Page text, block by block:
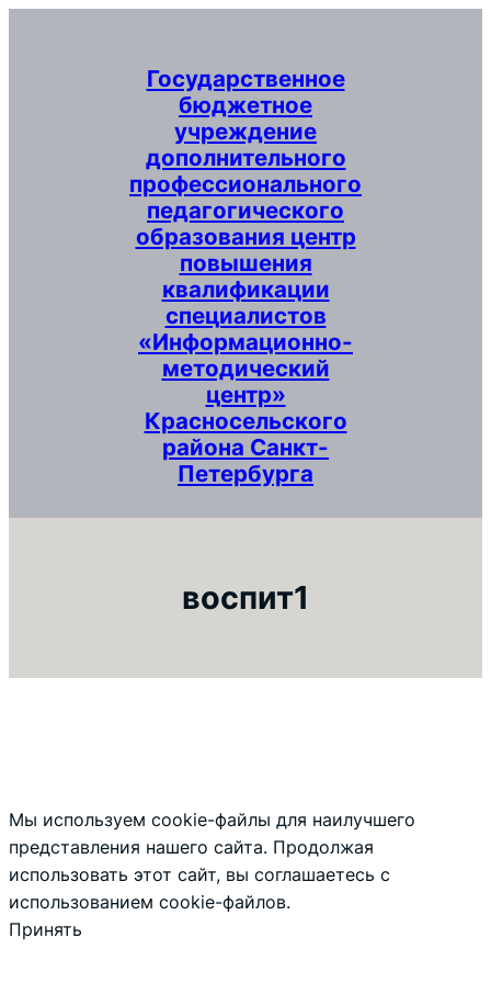
Государственное
бюджетное
учреждение
дополнительного
профессионального
педагогического
образования центр
повышения
квалификации
специалистов
«Информационно-
методический
центр»
Красносельского
района Санкт-
Петербурга
воспит1
Мы используем cookie-файлы для наилучшего
представления нашего сайта. Продолжая
использовать этот сайт, вы соглашаетесь с
использованием cookie-файлов.
Принять